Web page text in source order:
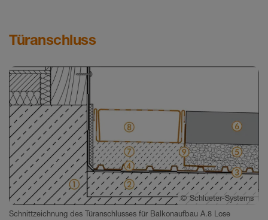
Türanschluss
© Schlueter-Systems
Schnittzeichnung des Türanschlusses für Balkonaufbau A.8 Lose